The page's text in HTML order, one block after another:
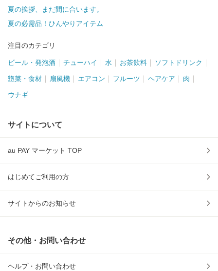
夏の挨拶、まだ間に合います。
夏の必需品！ひんやりアイテム
注目のカテゴリ
ビール・発泡酒 チューハイ 水 お茶飲料 ソフトドリンク
惣菜・食材 扇風機 エアコン フルーツ ヘアケア 肉
ウナギ
サイトについて
au PAY マーケット TOP
はじめてご利用の方
サイトからのお知らせ
その他・お問い合わせ
ヘルプ・お問い合わせ